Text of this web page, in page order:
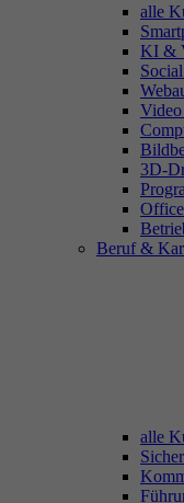
alle
KI &
3D-
Beruf &
alle